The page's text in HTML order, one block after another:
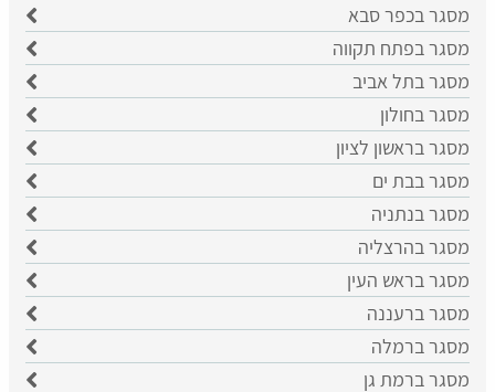
מסגר בכפר סבא
​מסגר בפתח תקווה
​מסגר בתל אביב
מסגר בחולון
מסגר בראשון לציון
​מסגר בבת ים
​מסגר בנתניה
מסגר בהרצליה
​מסגר בראש העין
מסגר ברעננה
מסגר ברמלה
מסגר ברמת גן